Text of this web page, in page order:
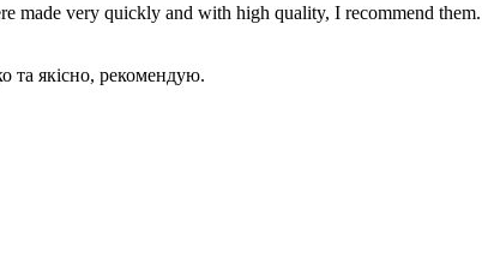
made very quickly and with high quality, I recommend them.
та якісно, рекомендую.